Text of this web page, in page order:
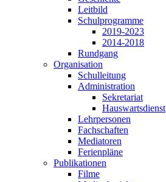
Leitbild
Schulprogramme
2019-2023
2014-2018
Rundgang
Organisation
Schulleitung
Administration
Sekretariat
Hauswartsdienst
Lehrpersonen
Fachschaften
Mediatoren
Ferienpläne
Publikationen
Filme